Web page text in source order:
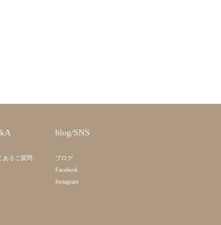
あるご質問
blog/SNS
ブログ
Facebook
Instagram